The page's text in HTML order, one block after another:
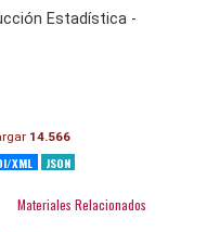
Estadística -
14.566
XML JSON
Materiales Relacionados